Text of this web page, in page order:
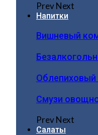
PrevNext
Напитки
Вишневый
Облепиховый
Смузи
PrevNext
Салаты